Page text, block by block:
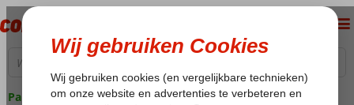
Pakketgarantie